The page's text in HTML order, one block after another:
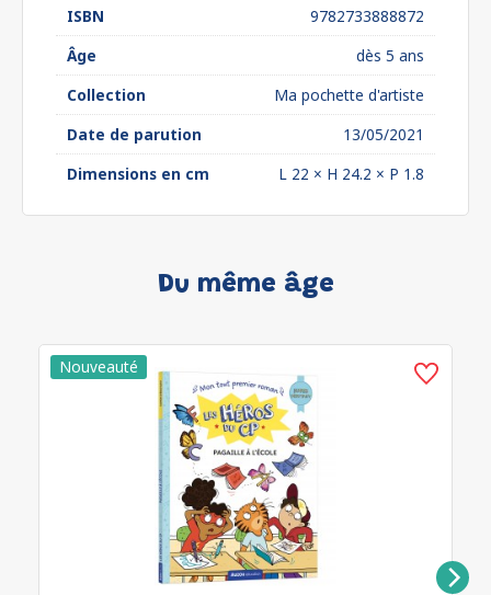
ISBN
9782733888872
Âge
dès 5 ans
Collection
Ma pochette d'artiste
Date de parution
13/05/2021
Dimensions en cm
L 22 × H 24.2 × P 1.8
Du même âge